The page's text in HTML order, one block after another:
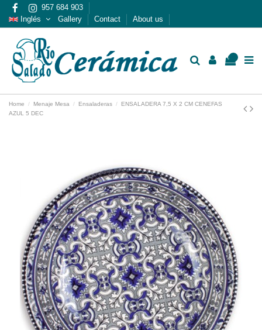
957 684 903
Inglés
Gallery Contact About us
Home Menaje Mesa Ensaladeras
ENSALADERA 7,5 X 2 CM CENEFAS
AZUL 5 DEC